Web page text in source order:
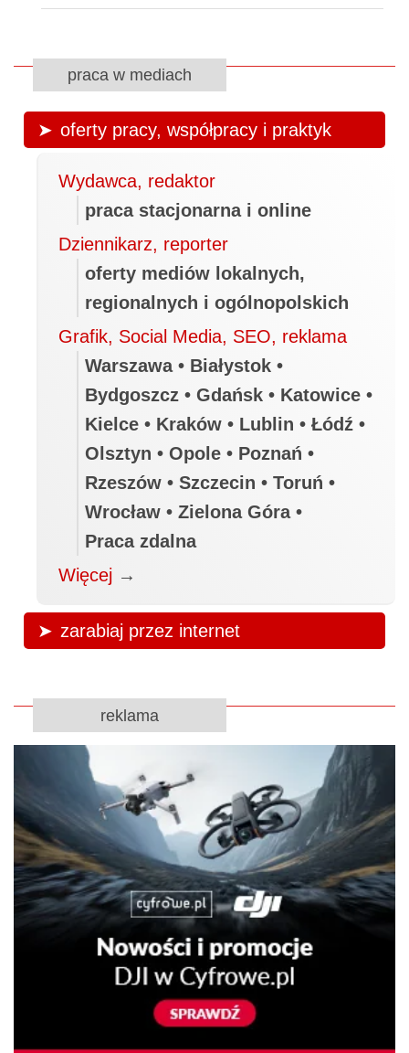
praca w mediach
oferty pracy, współpracy i praktyk
Wydawca, redaktor
praca stacjonarna i online
Dziennikarz, reporter
oferty mediów lokalnych,
regionalnych i ogólnopolskich
Grafik, Social Media, SEO, reklama
Warszawa • Białystok •
Bydgoszcz • Gdańsk • Katowice •
Kielce • Kraków • Lublin • Łódź •
Olsztyn • Opole • Poznań •
Rzeszów • Szczecin • Toruń •
Wrocław • Zielona Góra •
Praca zdalna
Więcej →
zarabiaj przez internet
reklama